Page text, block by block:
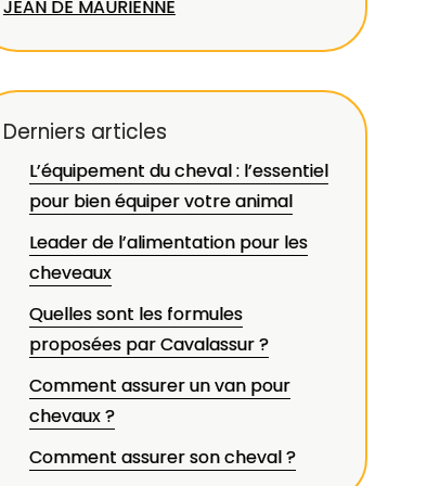
JEAN DE MAURIENNE
Derniers articles
L’équipement du cheval : l’essentiel
pour bien équiper votre animal
Leader de l’alimentation pour les
cheveaux
Quelles sont les formules
proposées par Cavalassur ?
Comment assurer un van pour
chevaux ?
Comment assurer son cheval ?